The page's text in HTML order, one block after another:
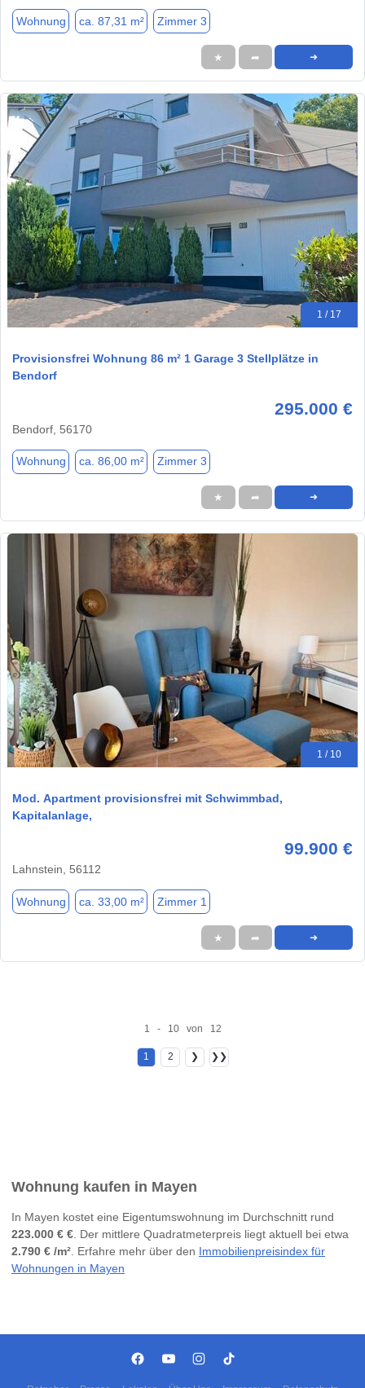
Wohnung ca. 87,31 m² Zimmer 3
★ ➦ ➜
1 / 17
Provisionsfrei Wohnung 86 m² 1 Garage 3 Stellplätze in
Bendorf
295.000 €
Bendorf, 56170
Wohnung ca. 86,00 m² Zimmer 3
★ ➦ ➜
1 / 10
Mod. Apartment provisionsfrei mit Schwimmbad,
Kapitalanlage,
99.900 €
Lahnstein, 56112
Wohnung ca. 33,00 m² Zimmer 1
★ ➦ ➜
1 - 10 von 12
1 2 ❯ ❯❯
Wohnung kaufen in Mayen
In Mayen kostet eine Eigentumswohnung im Durchschnitt rund
223.000 € €. Der mittlere Quadratmeterpreis liegt aktuell bei etwa
2.790 € /m². Erfahre mehr über den Immobilienpreisindex für
Wohnungen in Mayen